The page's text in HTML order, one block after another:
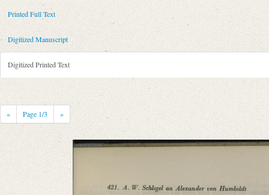
Metadata Concerning Header
Sender: August Wilhelm von Schlegel
Recipient: Alexander von Humboldt
Place of Dispatch: Bonn
Place of Destination: Berlin
Notations: Konzept. Empfangsort erschlossen.
Printed Text
Provider: Dresden, Sächsische Landesbibliothek - Staats- und
Bibliography: Briefe von und an August Wilhelm Schlegel.
Incipit: „[1] Mon illustre patron et ami,
Printed Full Text
Digitized Manuscript
Digitized Printed Text
« Page 1/3 »